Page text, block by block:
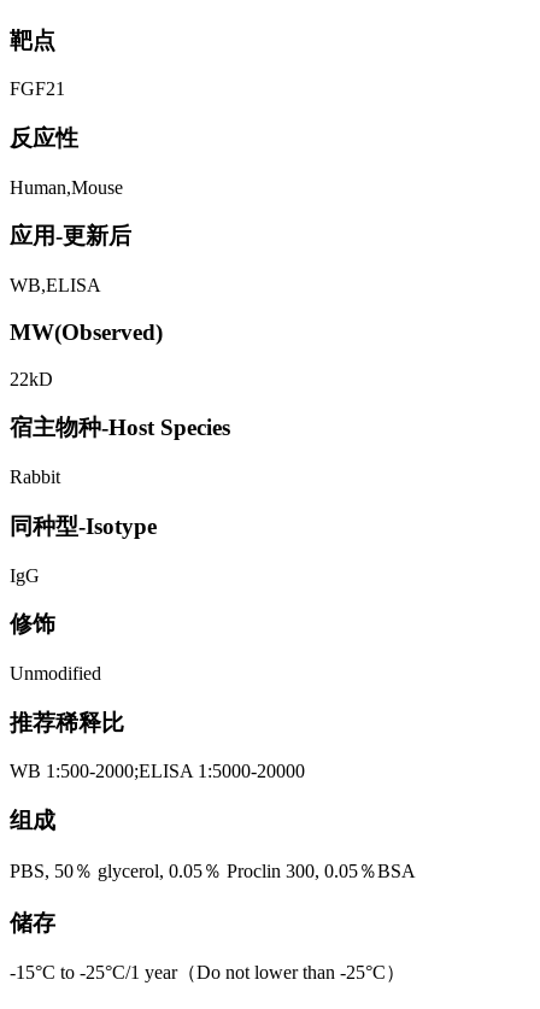
靶点
FGF21
反应性
Human,Mouse
应用-更新后
WB,ELISA
MW(Observed)
22kD
宿主物种-Host Species
Rabbit
同种型-Isotype
IgG
修饰
Unmodified
推荐稀释比
WB 1:500-2000;ELISA 1:5000-20000
组成
PBS, 50％ glycerol, 0.05％ Proclin 300, 0.05％BSA
储存
-15°C to -25°C/1 year（Do not lower than -25°C）